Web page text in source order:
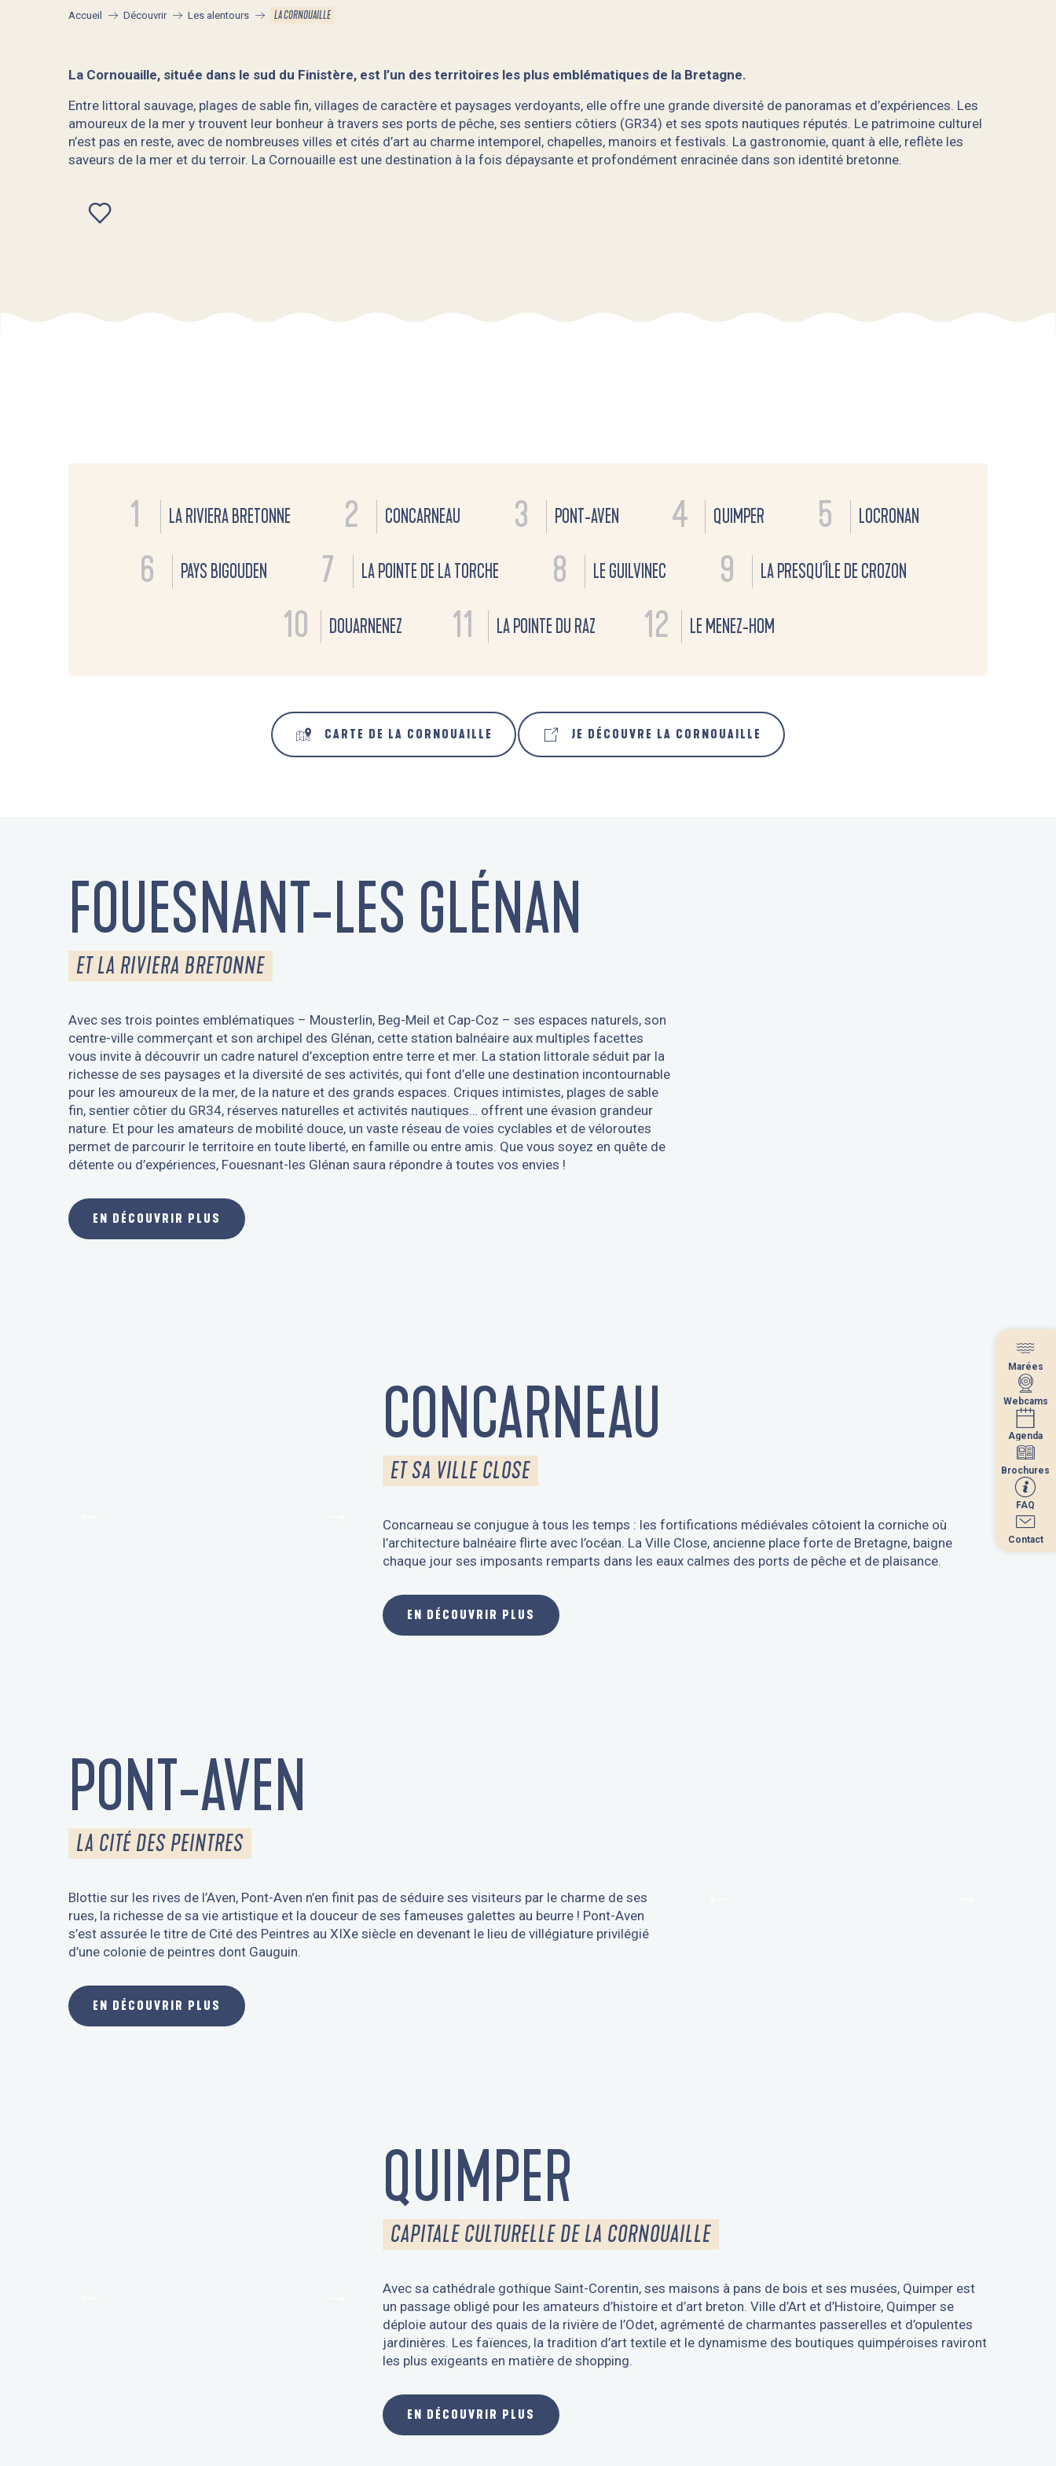
Marées
Webcams
Agenda
Brochures
FAQ
Contact
Accueil Découvrir Les alentours LA CORNOUAILLE
La Cornouaille, située dans le sud du Finistère, est l’un des territoires les plus emblématiques de la Bretagne.
Entre littoral sauvage, plages de sable fin, villages de caractère et paysages verdoyants, elle offre une grande diversité de panoramas et d’expériences. Les
amoureux de la mer y trouvent leur bonheur à travers ses ports de pêche, ses sentiers côtiers (GR34) et ses spots nautiques réputés. Le patrimoine culturel
n’est pas en reste, avec de nombreuses villes et cités d’art au charme intemporel, chapelles, manoirs et festivals. La gastronomie, quant à elle, reflète les
saveurs de la mer et du terroir. La Cornouaille est une destination à la fois dépaysante et profondément enracinée dans son identité bretonne.
Ajouter aux favoris
1 LA RIVIERA BRETONNE 2 CONCARNEAU 3 PONT-AVEN 4 QUIMPER 5 LOCRONAN
6 PAYS BIGOUDEN 7 LA POINTE DE LA TORCHE 8 LE GUILVINEC 9 LA PRESQU'ÎLE DE CROZON
10 DOUARNENEZ 11 LA POINTE DU RAZ 12 LE MENEZ-HOM
CARTE DE LA CORNOUAILLE JE DÉCOUVRE LA CORNOUAILLE
FOUESNANT-LES GLÉNAN
ET LA RIVIERA BRETONNE
Avec ses trois pointes emblématiques – Mousterlin, Beg-Meil et Cap-Coz – ses espaces naturels, son
centre-ville commerçant et son archipel des Glénan, cette station balnéaire aux multiples facettes
vous invite à découvrir un cadre naturel d’exception entre terre et mer. La station littorale séduit par la
richesse de ses paysages et la diversité de ses activités, qui font d’elle une destination incontournable
pour les amoureux de la mer, de la nature et des grands espaces. Criques intimistes, plages de sable
fin, sentier côtier du GR34, réserves naturelles et activités nautiques… offrent une évasion grandeur
nature. Et pour les amateurs de mobilité douce, un vaste réseau de voies cyclables et de véloroutes
permet de parcourir le territoire en toute liberté, en famille ou entre amis. Que vous soyez en quête de
détente ou d’expériences, Fouesnant-les Glénan saura répondre à toutes vos envies !
EN DÉCOUVRIR PLUS
CONCARNEAU
ET SA VILLE CLOSE
Concarneau se conjugue à tous les temps : les fortifications médiévales côtoient la corniche où
l’architecture balnéaire flirte avec l’océan. La Ville Close, ancienne place forte de Bretagne, baigne
chaque jour ses imposants remparts dans les eaux calmes des ports de pêche et de plaisance.
EN DÉCOUVRIR PLUS
PONT-AVEN
LA CITÉ DES PEINTRES
Blottie sur les rives de l’Aven, Pont-Aven n’en finit pas de séduire ses visiteurs par le charme de ses
rues, la richesse de sa vie artistique et la douceur de ses fameuses galettes au beurre ! Pont-Aven
s’est assurée le titre de Cité des Peintres au XIXe siècle en devenant le lieu de villégiature privilégié
d’une colonie de peintres dont Gauguin.
EN DÉCOUVRIR PLUS
QUIMPER
CAPITALE CULTURELLE DE LA CORNOUAILLE
Avec sa cathédrale gothique Saint-Corentin, ses maisons à pans de bois et ses musées, Quimper est
un passage obligé pour les amateurs d’histoire et d’art breton. Ville d’Art et d’Histoire, Quimper se
déploie autour des quais de la rivière de l’Odet, agrémenté de charmantes passerelles et d’opulentes
jardinières. Les faïences, la tradition d’art textile et le dynamisme des boutiques quimpéroises raviront
les plus exigeants en matière de shopping.
EN DÉCOUVRIR PLUS